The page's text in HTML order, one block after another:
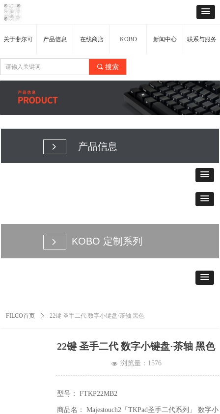
끠 搜索
关于斐尔可 产品信息 在线商店 KOBO 新闻中心 联系与服务
FILCO首页 ꄲ 22键 圣手二代 数字小键盘·茶轴 黑色
22键 圣手二代 数字小键盘·茶轴 黑色
型号： FTKP22MB2
商品名： Majestouch2「TKPad圣手二代系列」 数字小
넶 浏览量： 1576
产品信息
넲
KOBO 定制系列
넲